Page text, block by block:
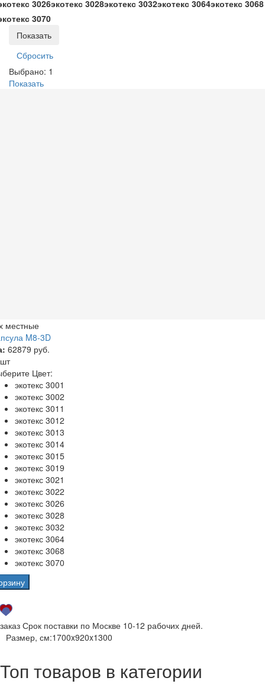
3026экотекс 3028экотекс 3032экотекс 3064экотекс 3068
3070
Выбрано: 1
Показать
местные
M8-3D
62879 руб.
Цвет:
экотекс 3001
экотекс 3002
экотекс 3011
экотекс 3012
экотекс 3013
экотекс 3014
экотекс 3015
экотекс 3019
экотекс 3021
экотекс 3022
экотекс 3026
экотекс 3028
экотекс 3032
экотекс 3064
экотекс 3068
экотекс 3070
Срок поставки по Москве 10-12 рабочих дней.
Размер, см:1700x920x1300
Топ товаров в категории